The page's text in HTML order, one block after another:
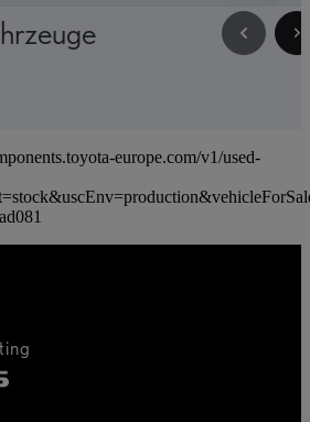
europe.com/v1/used-